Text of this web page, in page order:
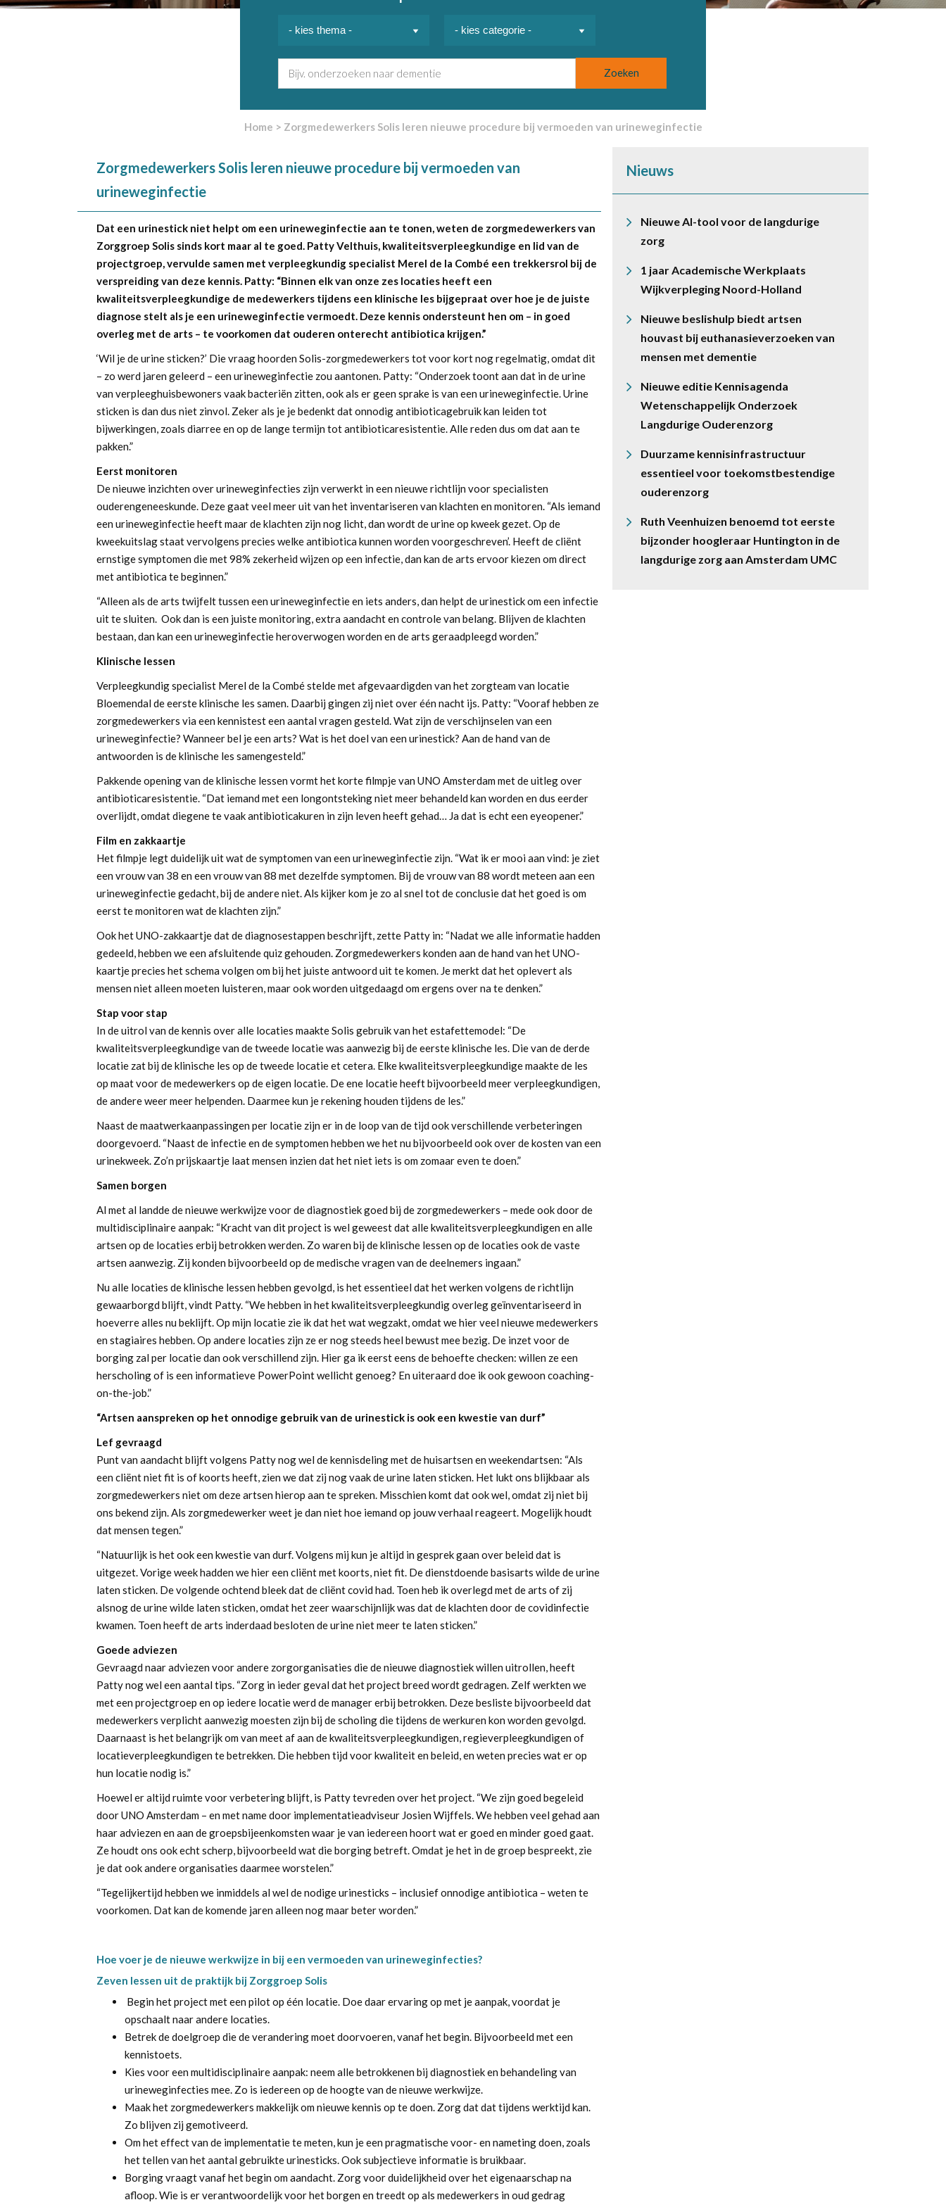
Home > Zorgmedewerkers Solis leren nieuwe procedure bij vermoeden van urineweginfectie
Zorgmedewerkers Solis leren nieuwe procedure bij vermoeden van
urineweginfectie
Dat een urinestick niet helpt om een urineweginfectie aan te tonen, weten de zorgmedewerkers van
Zorggroep Solis sinds kort maar al te goed. Patty Velthuis, kwaliteitsverpleegkundige en lid van de
projectgroep, vervulde samen met verpleegkundig specialist Merel de la Combé een trekkersrol bij de
verspreiding van deze kennis. Patty: “Binnen elk van onze zes locaties heeft een
kwaliteitsverpleegkundige de medewerkers tijdens een klinische les bijgepraat over hoe je de juiste
diagnose stelt als je een urineweginfectie vermoedt. Deze kennis ondersteunt hen om – in goed
overleg met de arts – te voorkomen dat ouderen onterecht antibiotica krijgen.”
‘Wil je de urine sticken?’ Die vraag hoorden Solis-zorgmedewerkers tot voor kort nog regelmatig, omdat dit
– zo werd jaren geleerd – een urineweginfectie zou aantonen. Patty: “Onderzoek toont aan dat in de urine
van verpleeghuisbewoners vaak bacteriën zitten, ook als er geen sprake is van een urineweginfectie. Urine
sticken is dan dus niet zinvol. Zeker als je je bedenkt dat onnodig antibioticagebruik kan leiden tot
bijwerkingen, zoals diarree en op de lange termijn tot antibioticaresistentie. Alle reden dus om dat aan te
pakken.”
Eerst monitoren
De nieuwe inzichten over urineweginfecties zijn verwerkt in een nieuwe richtlijn voor specialisten
ouderengeneeskunde. Deze gaat veel meer uit van het inventariseren van klachten en monitoren. “Als iemand
een urineweginfectie heeft maar de klachten zijn nog licht, dan wordt de urine op kweek gezet. Op de
kweekuitslag staat vervolgens precies welke antibiotica kunnen worden voorgeschreven’. Heeft de cliënt
ernstige symptomen die met 98% zekerheid wijzen op een infectie, dan kan de arts ervoor kiezen om direct
met antibiotica te beginnen.”
“Alleen als de arts twijfelt tussen een urineweginfectie en iets anders, dan helpt de urinestick om een infectie
uit te sluiten. Ook dan is een juiste monitoring, extra aandacht en controle van belang. Blijven de klachten
bestaan, dan kan een urineweginfectie heroverwogen worden en de arts geraadpleegd worden.”
Klinische lessen
Verpleegkundig specialist Merel de la Combé stelde met afgevaardigden van het zorgteam van locatie
Bloemendal de eerste klinische les samen. Daarbij gingen zij niet over één nacht ijs. Patty: “Vooraf hebben ze
zorgmedewerkers via een kennistest een aantal vragen gesteld. Wat zijn de verschijnselen van een
urineweginfectie? Wanneer bel je een arts? Wat is het doel van een urinestick? Aan de hand van de
antwoorden is de klinische les samengesteld.”
Pakkende opening van de klinische lessen vormt het korte filmpje van UNO Amsterdam met de uitleg over
antibioticaresistentie. “Dat iemand met een longontsteking niet meer behandeld kan worden en dus eerder
overlijdt, omdat diegene te vaak antibioticakuren in zijn leven heeft gehad… Ja dat is echt een eyeopener.”
Film en zakkaartje
Het filmpje legt duidelijk uit wat de symptomen van een urineweginfectie zijn. “Wat ik er mooi aan vind: je ziet
een vrouw van 38 en een vrouw van 88 met dezelfde symptomen. Bij de vrouw van 88 wordt meteen aan een
urineweginfectie gedacht, bij de andere niet. Als kijker kom je zo al snel tot de conclusie dat het goed is om
eerst te monitoren wat de klachten zijn.”
Ook het UNO-zakkaartje dat de diagnosestappen beschrijft, zette Patty in: “Nadat we alle informatie hadden
gedeeld, hebben we een afsluitende quiz gehouden. Zorgmedewerkers konden aan de hand van het UNO-
kaartje precies het schema volgen om bij het juiste antwoord uit te komen. Je merkt dat het oplevert als
mensen niet alleen moeten luisteren, maar ook worden uitgedaagd om ergens over na te denken.”
Stap voor stap
In de uitrol van de kennis over alle locaties maakte Solis gebruik van het estafettemodel: “De
kwaliteitsverpleegkundige van de tweede locatie was aanwezig bij de eerste klinische les. Die van de derde
locatie zat bij de klinische les op de tweede locatie et cetera. Elke kwaliteitsverpleegkundige maakte de les
op maat voor de medewerkers op de eigen locatie. De ene locatie heeft bijvoorbeeld meer verpleegkundigen,
de andere weer meer helpenden. Daarmee kun je rekening houden tijdens de les.”
Naast de maatwerkaanpassingen per locatie zijn er in de loop van de tijd ook verschillende verbeteringen
doorgevoerd. “Naast de infectie en de symptomen hebben we het nu bijvoorbeeld ook over de kosten van een
urinekweek. Zo’n prijskaartje laat mensen inzien dat het niet iets is om zomaar even te doen.”
Samen borgen
Al met al landde de nieuwe werkwijze voor de diagnostiek goed bij de zorgmedewerkers – mede ook door de
multidisciplinaire aanpak: “Kracht van dit project is wel geweest dat alle kwaliteitsverpleegkundigen en alle
artsen op de locaties erbij betrokken werden. Zo waren bij de klinische lessen op de locaties ook de vaste
artsen aanwezig. Zij konden bijvoorbeeld op de medische vragen van de deelnemers ingaan.”
Nu alle locaties de klinische lessen hebben gevolgd, is het essentieel dat het werken volgens de richtlijn
gewaarborgd blijft, vindt Patty. “We hebben in het kwaliteitsverpleegkundig overleg geïnventariseerd in
hoeverre alles nu beklijft. Op mijn locatie zie ik dat het wat wegzakt, omdat we hier veel nieuwe medewerkers
en stagiaires hebben. Op andere locaties zijn ze er nog steeds heel bewust mee bezig. De inzet voor de
borging zal per locatie dan ook verschillend zijn. Hier ga ik eerst eens de behoefte checken: willen ze een
herscholing of is een informatieve PowerPoint wellicht genoeg? En uiteraard doe ik ook gewoon coaching-
on-the-job.”
“Artsen aanspreken op het onnodige gebruik van de urinestick is ook een kwestie van durf”
Lef gevraagd
Punt van aandacht blijft volgens Patty nog wel de kennisdeling met de huisartsen en weekendartsen: “Als
een cliënt niet fit is of koorts heeft, zien we dat zij nog vaak de urine laten sticken. Het lukt ons blijkbaar als
zorgmedewerkers niet om deze artsen hierop aan te spreken. Misschien komt dat ook wel, omdat zij niet bij
ons bekend zijn. Als zorgmedewerker weet je dan niet hoe iemand op jouw verhaal reageert. Mogelijk houdt
dat mensen tegen.”
“Natuurlijk is het ook een kwestie van durf. Volgens mij kun je altijd in gesprek gaan over beleid dat is
uitgezet. Vorige week hadden we hier een cliënt met koorts, niet fit. De dienstdoende basisarts wilde de urine
laten sticken. De volgende ochtend bleek dat de cliënt covid had. Toen heb ik overlegd met de arts of zij
alsnog de urine wilde laten sticken, omdat het zeer waarschijnlijk was dat de klachten door de covidinfectie
kwamen. Toen heeft de arts inderdaad besloten de urine niet meer te laten sticken.”
Goede adviezen
Gevraagd naar adviezen voor andere zorgorganisaties die de nieuwe diagnostiek willen uitrollen, heeft
Patty nog wel een aantal tips. “Zorg in ieder geval dat het project breed wordt gedragen. Zelf werkten we
met een projectgroep en op iedere locatie werd de manager erbij betrokken. Deze besliste bijvoorbeeld dat
medewerkers verplicht aanwezig moesten zijn bij de scholing die tijdens de werkuren kon worden gevolgd.
Daarnaast is het belangrijk om van meet af aan de kwaliteitsverpleegkundigen, regieverpleegkundigen of
locatieverpleegkundigen te betrekken. Die hebben tijd voor kwaliteit en beleid, en weten precies wat er op
hun locatie nodig is.”
Hoewel er altijd ruimte voor verbetering blijft, is Patty tevreden over het project. “We zijn goed begeleid
door UNO Amsterdam – en met name door implementatieadviseur Josien Wijffels. We hebben veel gehad aan
haar adviezen en aan de groepsbijeenkomsten waar je van iedereen hoort wat er goed en minder goed gaat.
Ze houdt ons ook echt scherp, bijvoorbeeld wat die borging betreft. Omdat je het in de groep bespreekt, zie
je dat ook andere organisaties daarmee worstelen.”
“Tegelijkertijd hebben we inmiddels al wel de nodige urinesticks – inclusief onnodige antibiotica – weten te
voorkomen. Dat kan de komende jaren alleen nog maar beter worden.”
Hoe voer je de nieuwe werkwijze in bij een vermoeden van urineweginfecties?
Zeven lessen uit de praktijk bij Zorggroep Solis
Begin het project met een pilot op één locatie. Doe daar ervaring op met je aanpak, voordat je
opschaalt naar andere locaties.
Betrek de doelgroep die de verandering moet doorvoeren, vanaf het begin. Bijvoorbeeld met een
kennistoets.
Kies voor een multidisciplinaire aanpak: neem alle betrokkenen bij diagnostiek en behandeling van
urineweginfecties mee. Zo is iedereen op de hoogte van de nieuwe werkwijze.
Maak het zorgmedewerkers makkelijk om nieuwe kennis op te doen. Zorg dat dat tijdens werktijd kan.
Zo blijven zij gemotiveerd.
Om het effect van de implementatie te meten, kun je een pragmatische voor- en nameting doen, zoals
het tellen van het aantal gebruikte urinesticks. Ook subjectieve informatie is bruikbaar.
Borging vraagt vanaf het begin om aandacht. Zorg voor duidelijkheid over het eigenaarschap na
afloop. Wie is er verantwoordelijk voor het borgen en treedt op als medewerkers in oud gedrag
Nieuws
Nieuwe AI-tool voor de langdurige
zorg
1 jaar Academische Werkplaats
Wijkverpleging Noord-Holland
Nieuwe beslishulp biedt artsen
houvast bij euthanasieverzoeken van
mensen met dementie
Nieuwe editie Kennisagenda
Wetenschappelijk Onderzoek
Langdurige Ouderenzorg
Duurzame kennisinfrastructuur
essentieel voor toekomstbestendige
ouderenzorg
Ruth Veenhuizen benoemd tot eerste
bijzonder hoogleraar Huntington in de
langdurige zorg aan Amsterdam UMC